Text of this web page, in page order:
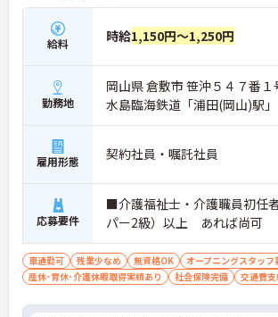
給料 時給1,150円～1,250円
勤務地
岡山県 倉敷市 笹沖５４７番１
水島臨海鉄道「浦田(岡山)駅
雇用形態 契約社員・嘱託社員
応募要件
■介護福祉士・介護職員初任
パー2級）以上 あれば尚可
車通勤可 残業少なめ 無資格OK
オープニングスタッフ
産休･育休･介護休暇取得実績あり
社会保険完備 交通費